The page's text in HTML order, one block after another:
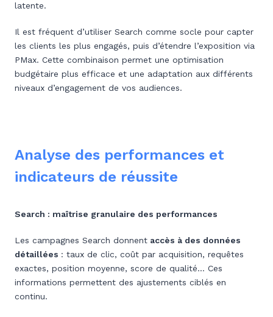
latente.
Il est fréquent d’utiliser Search comme socle pour capter
les clients les plus engagés, puis d’étendre l’exposition via
PMax. Cette combinaison permet une optimisation
budgétaire plus efficace et une adaptation aux différents
niveaux d’engagement de vos audiences.
Analyse des performances et
indicateurs de réussite
Search : maîtrise granulaire des performances
Les campagnes Search donnent accès à des données
détaillées : taux de clic, coût par acquisition, requêtes
exactes, position moyenne, score de qualité… Ces
informations permettent des ajustements ciblés en
continu.